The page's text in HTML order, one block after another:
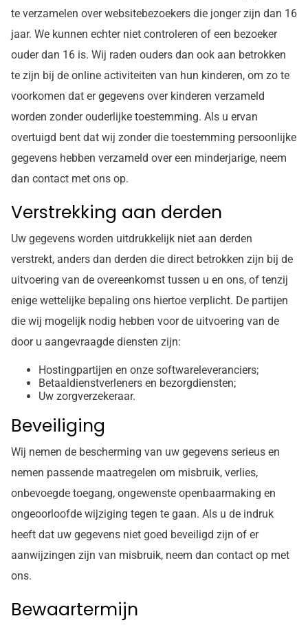
te verzamelen over websitebezoekers die jonger zijn dan 16
jaar. We kunnen echter niet controleren of een bezoeker
ouder dan 16 is. Wij raden ouders dan ook aan betrokken
te zijn bij de online activiteiten van hun kinderen, om zo te
voorkomen dat er gegevens over kinderen verzameld
worden zonder ouderlijke toestemming. Als u ervan
overtuigd bent dat wij zonder die toestemming persoonlijke
gegevens hebben verzameld over een minderjarige, neem
dan contact met ons op.
Verstrekking aan derden
Uw gegevens worden uitdrukkelijk niet aan derden
verstrekt, anders dan derden die direct betrokken zijn bij de
uitvoering van de overeenkomst tussen u en ons, of tenzij
enige wettelijke bepaling ons hiertoe verplicht. De partijen
die wij mogelijk nodig hebben voor de uitvoering van de
door u aangevraagde diensten zijn:
Hostingpartijen en onze softwareleveranciers;
Betaaldienstverleners en bezorgdiensten;
Uw zorgverzekeraar.
Beveiliging
Wij nemen de bescherming van uw gegevens serieus en
nemen passende maatregelen om misbruik, verlies,
onbevoegde toegang, ongewenste openbaarmaking en
ongeoorloofde wijziging tegen te gaan. Als u de indruk
heeft dat uw gegevens niet goed beveiligd zijn of er
aanwijzingen zijn van misbruik, neem dan contact op met
ons.
Bewaartermijn